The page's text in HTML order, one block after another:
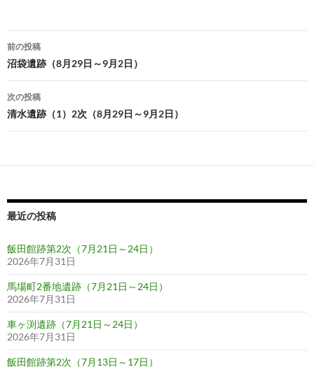
投
稿
ナ
ビ
ゲ
ー
ョ
前の投稿
沼袋遺跡（8月29日～9月2日）
次の投稿
清水遺跡（1）2次（8月29日～9月2日）
最近の投稿
飯田館跡第2次（7月21日～24日）
2026年7月31日
馬場町2番地遺跡（7月21日～24日）
2026年7月31日
車ヶ渕遺跡（7月21日～24日）
2026年7月31日
飯田館跡第2次（7月13日～17日）